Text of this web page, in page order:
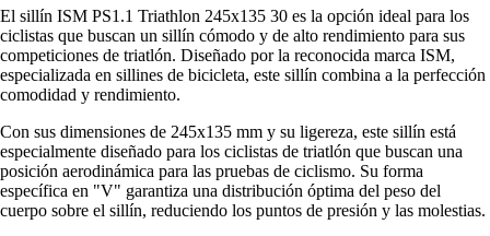
El sillín ISM PS1.1 Triathlon 245x135 30 es la opción ideal para los
ciclistas que buscan un sillín cómodo y de alto rendimiento para sus
competiciones de triatlón. Diseñado por la reconocida marca ISM,
especializada en sillines de bicicleta, este sillín combina a la perfección
comodidad y rendimiento.
Con sus dimensiones de 245x135 mm y su ligereza, este sillín está
especialmente diseñado para los ciclistas de triatlón que buscan una
posición aerodinámica para las pruebas de ciclismo. Su forma
específica en "V" garantiza una distribución óptima del peso del
cuerpo sobre el sillín, reduciendo los puntos de presión y las molestias.